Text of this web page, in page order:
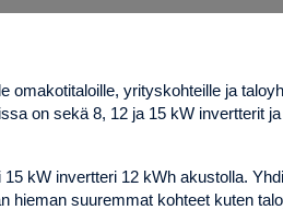
omakotitaloille, yrityskohteille ja
on sekä 8, 12 ja 15 kW invertterit
kW invertteri 12 kWh akustolla.
hieman suuremmat kohteet kuten